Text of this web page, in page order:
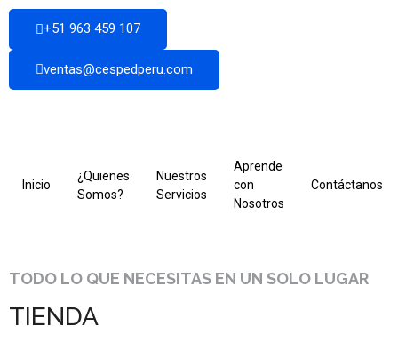
+51 963 459 107
ventas@cespedperu.com
Inicio
¿Quienes
Somos?
Nuestros
Servicios
Aprende
con
Nosotros
Contáctanos
TODO LO QUE NECESITAS EN UN SOLO LUGAR
TIENDA